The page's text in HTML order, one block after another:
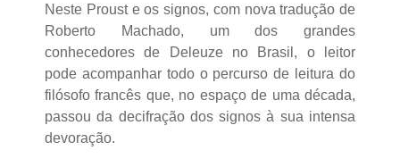
Neste Proust e os signos, com nova tradução de
Roberto Machado, um dos grandes
conhecedores de Deleuze no Brasil, o leitor
pode acompanhar todo o percurso de leitura do
filósofo francês que, no espaço de uma década,
passou da decifração dos signos à sua intensa
devoração.